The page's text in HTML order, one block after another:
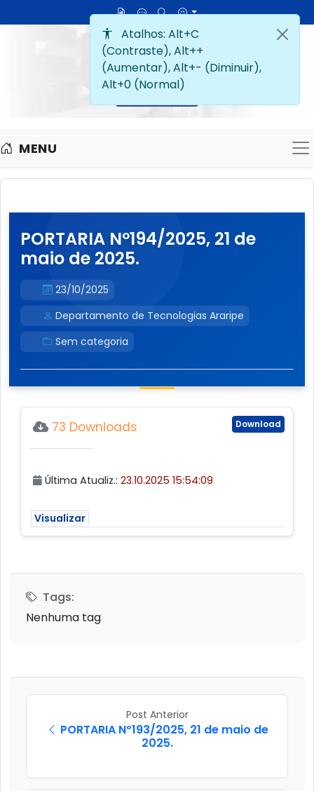
MENU
PORTARIA Nº194/2025, 21 de
maio de 2025.
23/10/2025
Departamento de Tecnologias Araripe
Sem categoria
Download
73 Downloads
Última Atualiz.: 23.10.2025 15:54:09
Visualizar
Tags:
Nenhuma tag
Post Anterior
PORTARIA Nº193/2025, 21 de maio de
2025.